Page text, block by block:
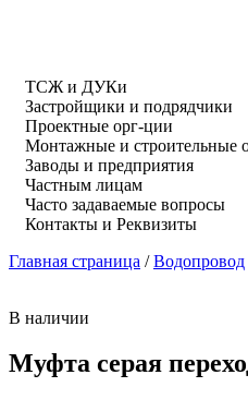
ТСЖ и ДУКи
Застройщики и подрядчики
Проектные орг-ции
Монтажные и строительные
Заводы и предприятия
Частным лицам
Часто задаваемые вопросы
Контакты и Реквизиты
Главная страница /Водопровод
В наличии
Муфта серая